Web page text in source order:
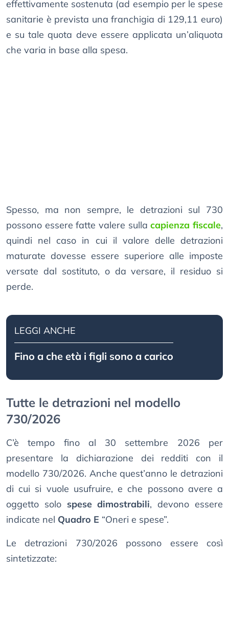
effettivamente sostenuta (ad esempio per le spese
sanitarie è prevista una franchigia di 129,11 euro)
e su tale quota deve essere applicata un’aliquota
che varia in base alla spesa.
Spesso, ma non sempre, le detrazioni sul 730
possono essere fatte valere sullacapienza fiscale,
quindi nel caso in cui il valore delle detrazioni
maturate dovesse essere superiore alle imposte
versate dal sostituto, o da versare, il residuo si
perde.
LEGGI ANCHE
Fino a che età i figli sono a carico
Tutte le detrazioni nel modello
730/2026
C’è tempo fino al 30 settembre 2026 per
presentare la dichiarazione dei redditi con il
modello 730/2026. Anche quest’anno le detrazioni
di cui si vuole usufruire, e che possono avere a
oggetto solo spese dimostrabili, devono essere
indicate nel Quadro E “Oneri e spese”.
Le detrazioni 730/2026 possono essere così
sintetizzate: